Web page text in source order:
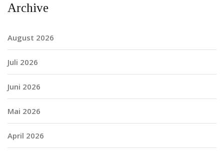
Archive
August 2026
Juli 2026
Juni 2026
Mai 2026
April 2026